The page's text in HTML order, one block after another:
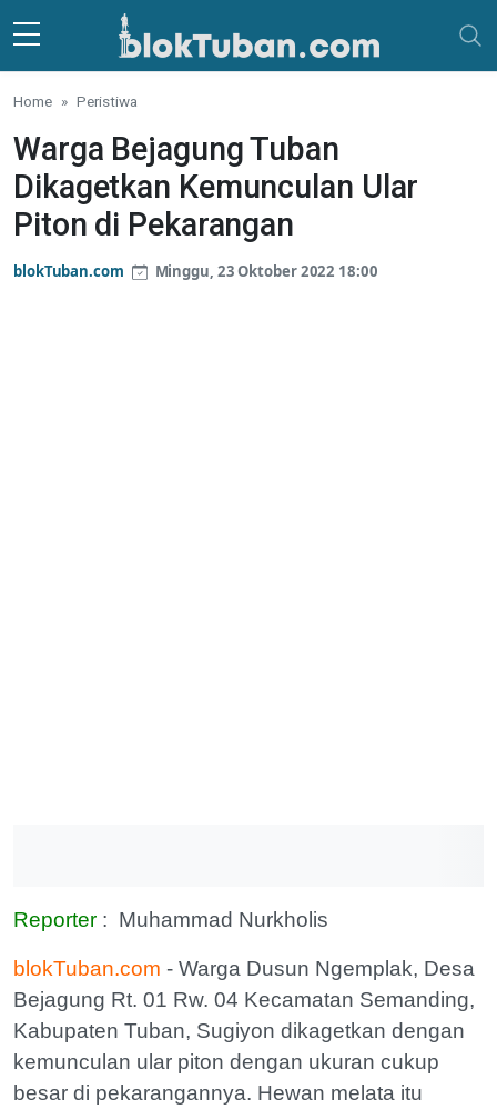
Skip to main content
Home Peristiwa
Warga Bejagung Tuban
Dikagetkan Kemunculan Ular
Piton di Pekarangan
blokTuban.com Minggu, 23 Oktober 2022 18:00
Reporter : Muhammad Nurkholis
blokTuban.com - Warga Dusun Ngemplak, Desa
Bejagung Rt. 01 Rw. 04 Kecamatan Semanding,
Kabupaten Tuban, Sugiyon dikagetkan dengan
kemunculan ular piton dengan ukuran cukup
besar di pekarangannya. Hewan melata itu